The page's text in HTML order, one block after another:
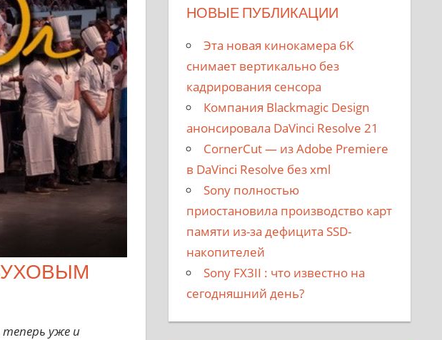
уже и
НОВЫЕ ПУБЛИКАЦИИ
Эта новая кинокамера 6K
снимает вертикально без
кадрирования сенсора
Компания Blackmagic Design
анонсировала DaVinci Resolve 21
CornerCut — из Adobe Premiere
в DaVinci Resolve без xml
Sony полностью
приостановила производство карт
памяти из-за дефицита SSD-
накопителей
Sony FX3II : что известно на
сегодняшний день?